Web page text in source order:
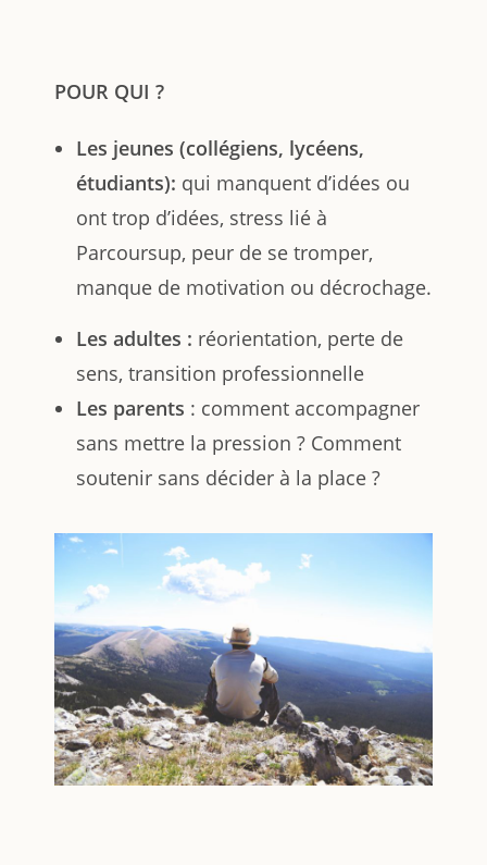
POUR QUI ?
Les jeunes (collégiens, lycéens,
étudiants): qui manquent d’idées ou
ont trop d’idées, stress lié à
Parcoursup, peur de se tromper,
manque de motivation ou décrochage.
Les adultes : réorientation, perte de
sens, transition professionnelle
Les parents : comment accompagner
sans mettre la pression ? Comment
soutenir sans décider à la place ?